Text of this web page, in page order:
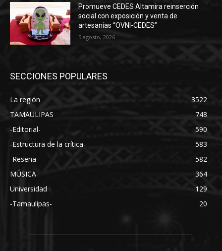
Promueve CEDES Altamira reinserción
social con exposición y venta de
artesanías “OVNI-CEDES”
5 agosto, 2026
SECCIONES POPULARES
La región
3522
TAMAULIPAS
748
-Editorial-
590
-Estructura de la crítica-
583
-Reseña-
582
MÚSICA
364
Universidad
129
-Tamaulipas-
20